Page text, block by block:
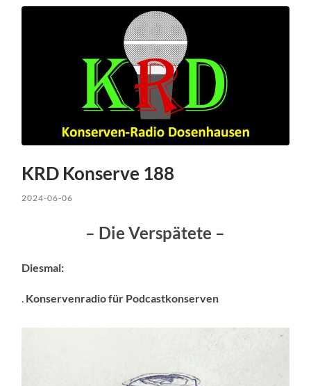
KRD Konserve 188
2024-06-06
– Die Verspätete –
Diesmal:
. Konservenradio für Podcastkonserven